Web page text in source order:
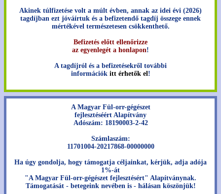
Akinek túlfizetése volt a múlt évben, annak az idei évi (2026)
tagdíjban ezt jóváírtuk és a befizetendő tagdíj összege ennek
mértékével természetesen csökkenthető.
Befizetés előtt ellenőrizze
az egyenlegét a honlapon!
A tagdíjról és a befizetésekről további
információk itt érhetők el!
A Magyar Fül-orr-gégészet
fejlesztéséért Alapítvány
Adószám: 18190003-2-42
Számlaszám:
11701004-20217868-00000000
Ha úgy gondolja, hogy támogatja céljainkat, kérjük, adja adója
1%-át
"A Magyar Fül-orr-gégészet fejlesztésért" Alapítványnak.
Támogatását - betegeink nevében is - hálásan köszönjük!